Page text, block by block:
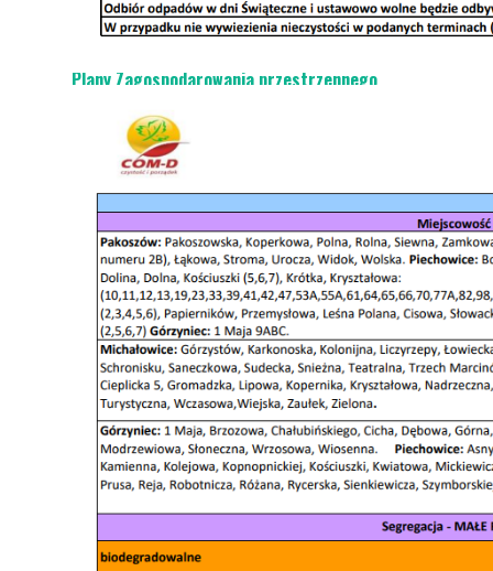
Plany Zagospodarowania przestrzennego
Przetargi